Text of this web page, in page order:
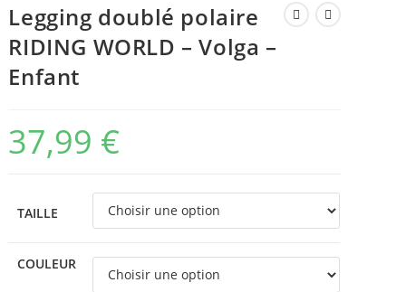
Legging doublé polaire
RIDING WORLD – Volga –
Enfant
37,99 €
TAILLE
COULEUR